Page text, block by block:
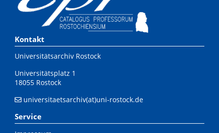
Kontakt
Universitätsarchiv Rostock
Universitätsplatz 1
18055 Rostock
universitaetsarchiv(at)uni-rostock.de
Service